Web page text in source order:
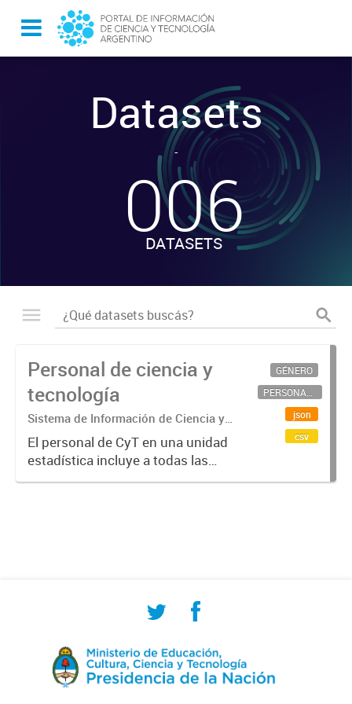
Datasets
-
006
DATASETS
Personal de ciencia y
tecnología
Sistema de Información de Ciencia y
Tecnología Argentino (SICYTAR)
El personal de CyT en una unidad
estadística incluye a todas las
personas involucradas
GÉNERO
PERSONAL CIENTÍFICO-TECNOLÓGICO
json
csv